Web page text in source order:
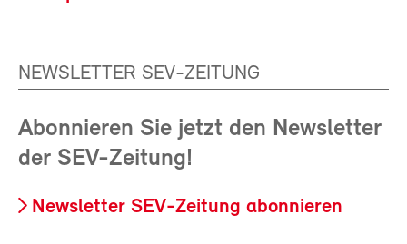
NEWSLETTER SEV-ZEITUNG
Abonnieren Sie jetzt den Newsletter
der SEV-Zeitung!
Newsletter SEV-Zeitung abonnieren